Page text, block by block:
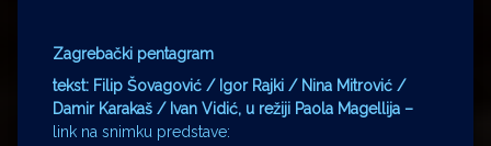
Zagrebački pentagram
tekst: Filip Šovagović / Igor Rajki / Nina Mitrović /
Damir Karakaš / Ivan Vidić, u režiji Paola Magellija –
link na snimku predstave: